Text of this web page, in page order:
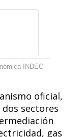
INDEC
oficial,
dos sectores
gas